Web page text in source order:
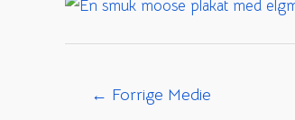
Indlægsnavigation
← Forrige Medie